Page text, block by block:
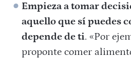
Empieza a tomar
aquello que sí puedes
depende de ti. «Por
proponte comer